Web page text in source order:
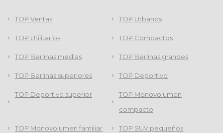
TOP Ventas TOP Urbanos
TOP Utilitarios TOP Compactos
TOP Berlinas medias TOP Berlinas grandes
TOP Berlinas superiores TOP Deportivo
TOP Deportivo superior
TOP Monovolumen
compacto
TOP Monovolumen familiar TOP SUV pequeños